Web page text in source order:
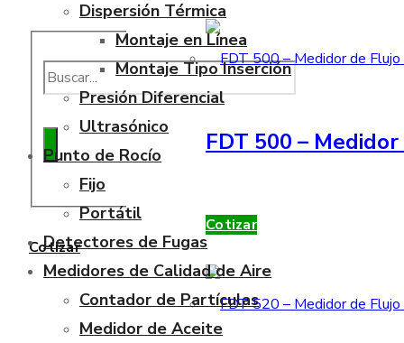
Cotizar
FDT 500 –
Cotizar
Dispersión Térmica
Montaje en Línea
Montaje Tipo Inserción
Presión Diferencial
Ultrasónico
Punto de Rocío
Fijo
Portátil
Detectores de Fugas
Medidores de Calidad de Aire
Contador de Partículas
Medidor de Aceite